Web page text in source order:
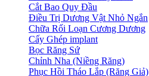
Cắt Bao Quy Đầu
Điều Trị Dương Vật Nhỏ Ngắn
Chữa Rối Loạn Cương Dương
Cấy Ghép implant
Bọc Răng Sứ
Chỉnh Nha (Niềng Răng)
Phục Hồi Tháo Lắp (Răng Giả)